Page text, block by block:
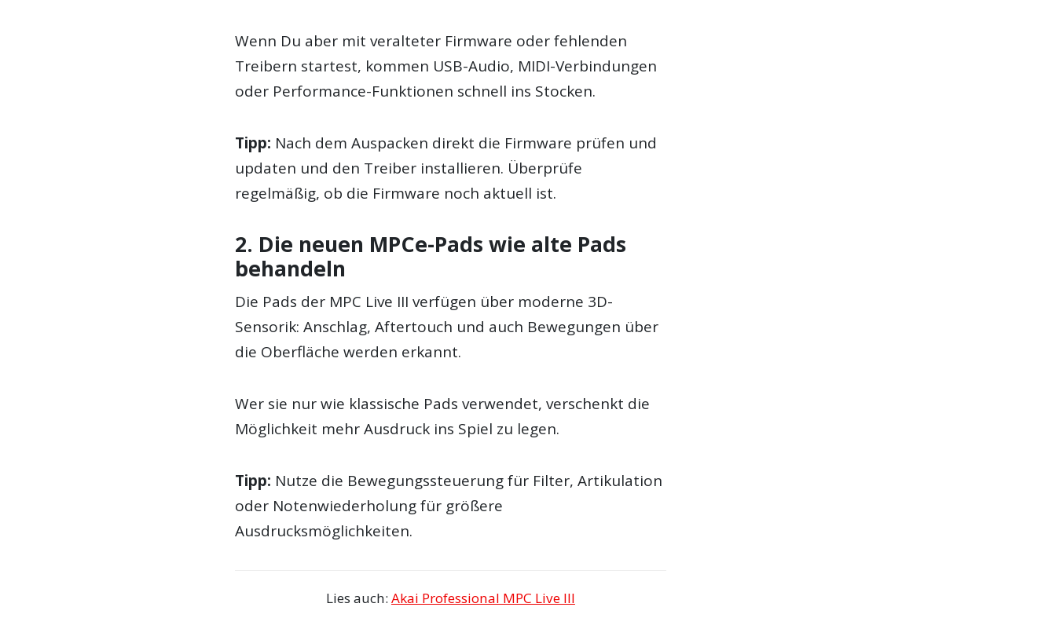
Wenn Du aber mit veralteter Firmware oder fehlenden
Treibern startest, kommen USB-Audio, MIDI-Verbindungen
oder Performance-Funktionen schnell ins Stocken.
Tipp: Nach dem Auspacken direkt die Firmware prüfen und
updaten und den Treiber installieren. Überprüfe
regelmäßig, ob die Firmware noch aktuell ist.
2. Die neuen MPCe-Pads wie alte Pads
behandeln
Die Pads der MPC Live III verfügen über moderne 3D-
Sensorik: Anschlag, Aftertouch und auch Bewegungen über
die Oberfläche werden erkannt.
Wer sie nur wie klassische Pads verwendet, verschenkt die
Möglichkeit mehr Ausdruck ins Spiel zu legen.
Tipp: Nutze die Bewegungssteuerung für Filter, Artikulation
oder Notenwiederholung für größere
Ausdrucksmöglichkeiten.
Lies auch: Akai Professional MPC Live III